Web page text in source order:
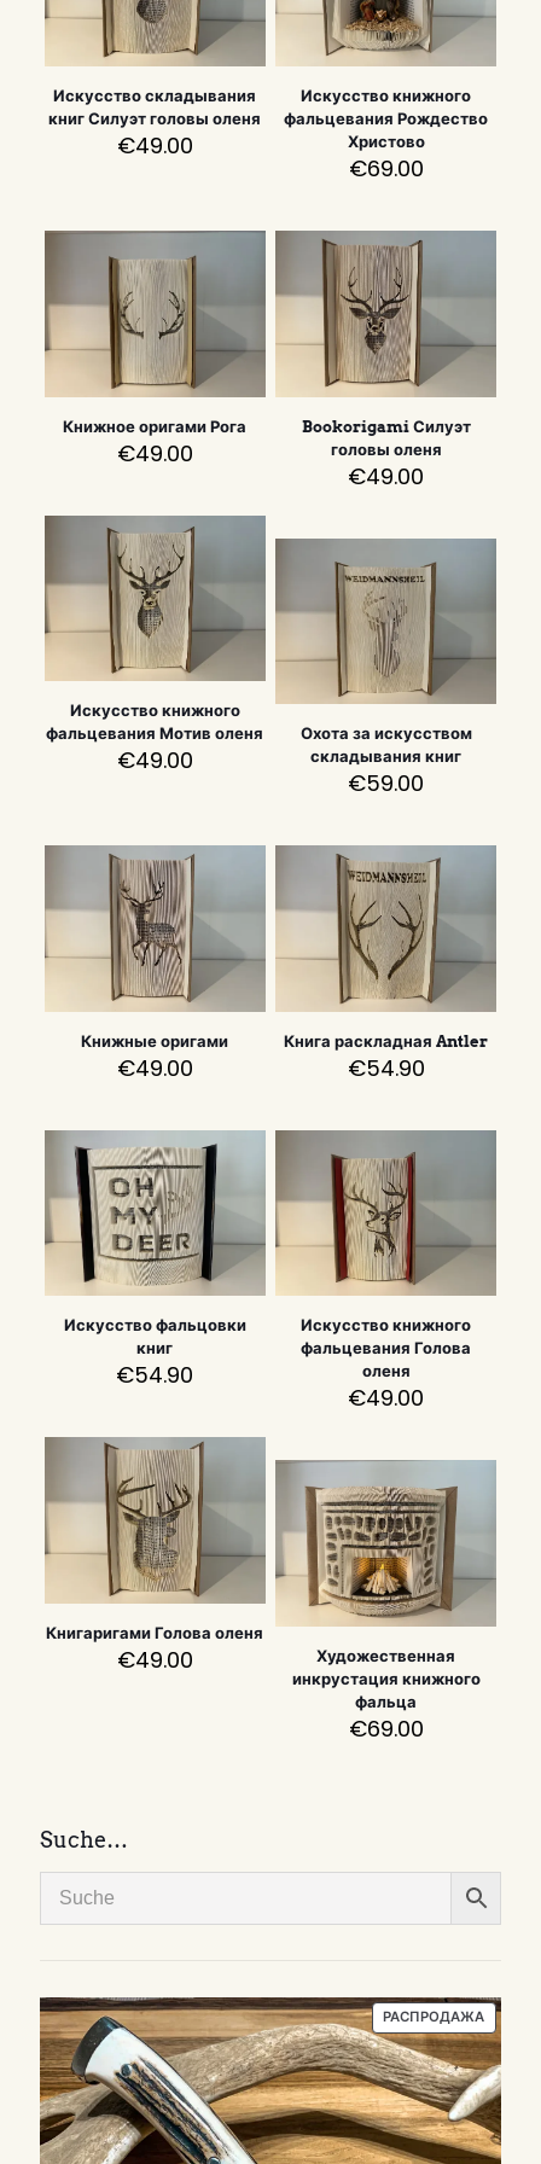
Искусство складывания
книг Силуэт головы оленя
€49.00
Искусство книжного
фальцевания Рождество
Христово
€69.00
Книжное оригами Рога
€49.00
Bookorigami Силуэт
головы оленя
€49.00
Искусство книжного
фальцевания Мотив оленя
€49.00
Охота за искусством
складывания книг
€59.00
Книжные оригами
€49.00
Книга раскладная Antler
€54.90
Искусство фальцовки
книг
€54.90
Искусство книжного
фальцевания Голова
оленя
€49.00
Книгаригами Голова оленя
€49.00
Художественная
инкрустация книжного
фальца
€69.00
Suche…
РАСПРОДАЖА
ТОВАР